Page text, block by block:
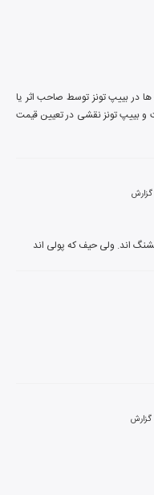
سرکار خانم آتش افروز،تمامی قیمت ها در بییپ تونز توسط صاحب اثر یا
ناشر قانونی ایشان تعیین شده است و بییپ تونز نقشی در تعیین قیمت
گزارش
اند. ولی حیف که پولی اند
گزارش